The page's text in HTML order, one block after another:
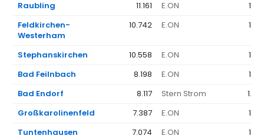
Raubling 11.161 E.ON
Feldkirchen-
Westerham
10.742 E.ON
Stephanskirchen 10.558 E.ON
Bad Feilnbach
8.198 E.ON
Bad Endorf
8.117 Stern Strom
Großkarolinenfeld
7.387 E.ON
Tuntenhausen
7.074 E.ON